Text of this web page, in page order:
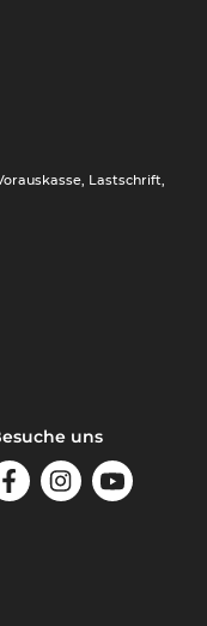
Lastschrift,
uns